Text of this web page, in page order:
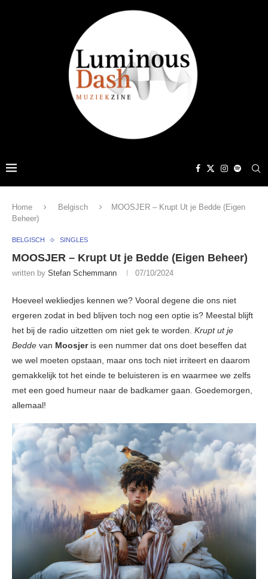
Home Belgisch
MOOSJER – Krupt Ut je Bedde (Eigen
Beheer)
BELGISCH SINGLES
MOOSJER – Krupt Ut je Bedde (Eigen Beheer)
written by Stefan Schemmann 07/10/2024
Hoeveel wekliedjes kennen we? Vooral degene die ons niet
ergeren zodat in bed blijven toch nog een optie is? Meestal blijft
het bij de radio uitzetten om niet gek te worden. Krupt ut je
Bedde van Moosjer is een nummer dat ons doet beseffen dat
we wel moeten opstaan, maar ons toch niet irriteert en daarom
gemakkelijk tot het einde te beluisteren is en waarmee we zelfs
met een goed humeur naar de badkamer gaan. Goedemorgen,
allemaal!